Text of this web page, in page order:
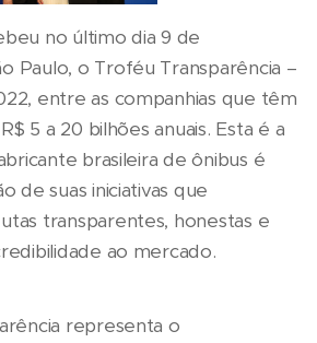
no último dia 9 de
Paulo, o Troféu Transparência –
entre as companhias que têm
5 a 20 bilhões anuais. Esta é a
brasileira de ônibus é
de suas iniciativas que
transparentes, honestas e
ao mercado.
representa o